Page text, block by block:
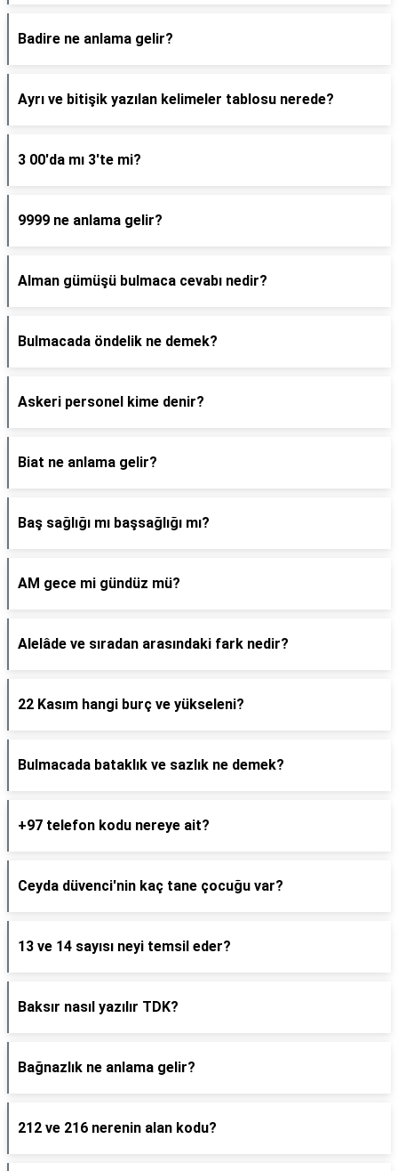
Badire ne anlama gelir?
Ayrı ve bitişik yazılan kelimeler tablosu nerede?
3 00'da mı 3'te mi?
9999 ne anlama gelir?
Alman gümüşü bulmaca cevabı nedir?
Bulmacada öndelik ne demek?
Askeri personel kime denir?
Biat ne anlama gelir?
Baş sağlığı mı başsağlığı mı?
AM gece mi gündüz mü?
Alelâde ve sıradan arasındaki fark nedir?
22 Kasım hangi burç ve yükseleni?
Bulmacada bataklık ve sazlık ne demek?
+97 telefon kodu nereye ait?
Ceyda düvenci'nin kaç tane çocuğu var?
13 ve 14 sayısı neyi temsil eder?
Baksır nasıl yazılır TDK?
Bağnazlık ne anlama gelir?
212 ve 216 nerenin alan kodu?